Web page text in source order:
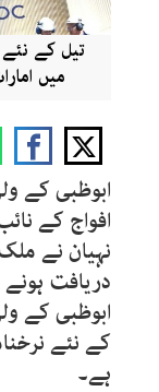
تیل کے
میں
ابوظبی کے
افواج کے
نہیان نے
دریافت ہونے
ابوظبی کے
کے نئے
ہے۔